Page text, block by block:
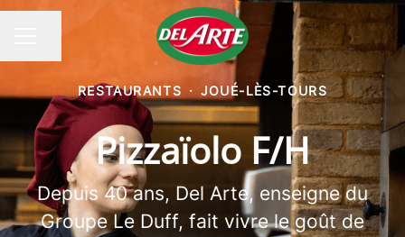
RESTAURANTS · JOUÉ-LÈS-TOURS
Pizzaïolo F/H
Depuis 40 ans, Del Arte, enseigne du
Groupe Le Duff, fait vivre le goût de